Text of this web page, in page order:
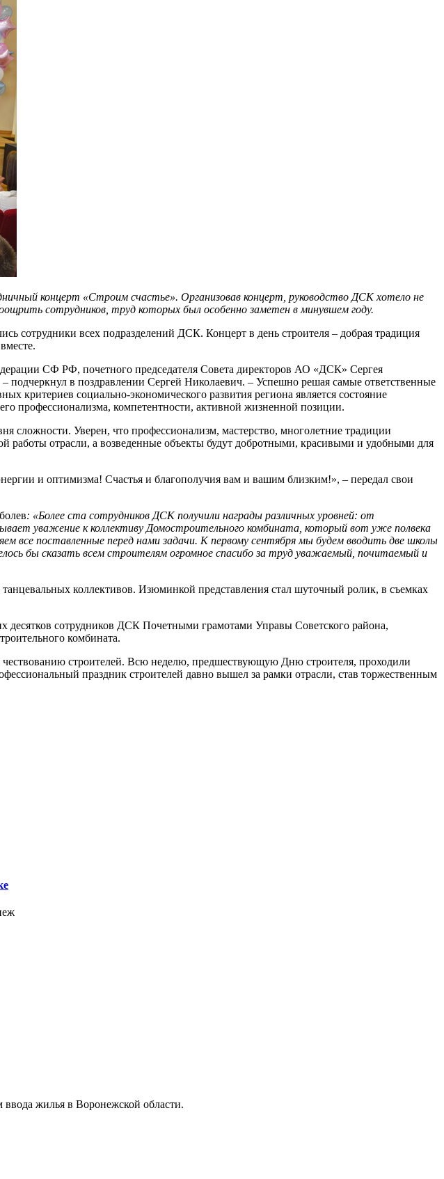
концерт «Строим счастье». Организовав концерт, руководство ДСК хотело не
сотрудников, труд которых был особенно заметен в минувшем году.
сотрудники всех подразделений ДСК. Концерт в день строителя – добрая традиция
СФ РФ, почетного председателя Совета директоров АО «ДСК» Сергея
подчеркнул в поздравлении Сергей Николаевич. – Успешно решая самые ответственные
критериев социально-экономического развития региона является состояние
профессионализма, компетентности, активной жизненной позиции.
сложности. Уверен, что профессионализм, мастерство, многолетние традиции
работы отрасли, а возведенные объекты будут добротными, красивыми и удобными для
и оптимизма! Счастья и благополучия вам и вашим близким!», – передал свои
: «Более ста сотрудников ДСК получили награды различных уровней: от
уважение к коллективу Домостроительного комбината, который вот уже полвека
поставленные перед нами задачи. К первому сентября мы будем вводить две школы
бы сказать всем строителям огромное спасибо за труд уважаемый, почитаемый и
коллективов. Изюминкой представления стал шуточный ролик, в съемках
сотрудников ДСК Почетными грамотами Управы Советского района,
комбината.
строителей. Всю неделю, предшествующую Дню строителя, проходили
праздник строителей давно вышел за рамки отрасли, став торжественным
жилья в Воронежской области.